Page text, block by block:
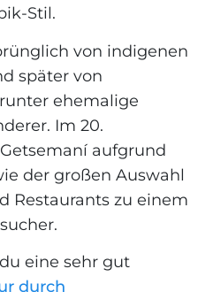
Stil.
von indigenen
später von
ehemalige
Im 20.
aufgrund
der großen Auswahl
Restaurants zu einem
eine sehr gut
durch